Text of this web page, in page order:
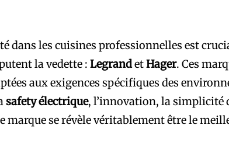
dans les cuisines professionnelles est
la vedette : LegrandetHager. Ces
aux exigences spécifiques des
safety électrique, l’innovation, la simplicité
se révèle véritablement être le